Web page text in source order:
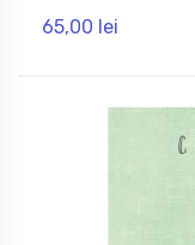
65,00 lei